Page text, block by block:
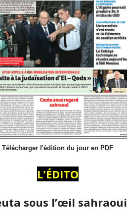
Télécharger l'édition du jour en PDF
L'ÉDITO
sous l’œil sahraoui